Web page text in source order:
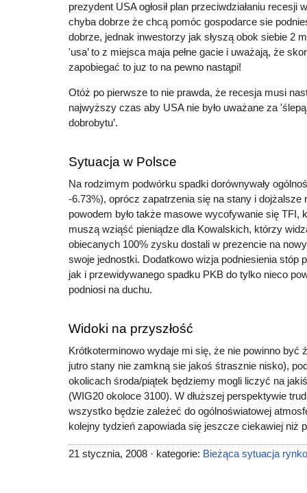
prezydent USA ogłosił plan przeciwdziałaniu recesji
chyba dobrze że chcą pomóc gospodarce sie
dobrze, jednak inwestorzy jak słyszą obok siebie 2
'usa’ to z miejsca maja pełne gacie i uważają, że
zapobiegać to juz to na pewno nastąpi!
Otóż po pierwsze to nie prawda, że recesja musi
najwyższy czas aby USA nie było uważane za
dobrobytu’.
Sytuacja w Polsce
Na rodzimym podwórku spadki dorównywały
-6.73%), oprócz zapatrzenia się na stany i dojżalsze
powodem było także masowe wycofywanie się TFI,
muszą wziąść pieniądze dla Kowalskich, którzy
obiecanych 100% zysku dostali w prezencie na
swoje jednostki. Dodatkowo wizja podniesienia stóp
jak i przewidywanego spadku PKB do tylko nieco
podniosi na duchu.
Widoki na przyszłość
Krótkoterminowo wydaje mi się, że nie powinno być
jutro stany nie zamkną sie jakoś śtrasznie nisko),
okolicach środa/piątek będziemy mogli liczyć na
(WIG20 okoloce 3100). W dłuższej perspektywie
wszystko będzie zależeć do ogólnoświatowej
kolejny tydzień zapowiada się jeszcze ciekawiej niż
21 stycznia, 2008 · kategorie: Bieżąca sytuacja